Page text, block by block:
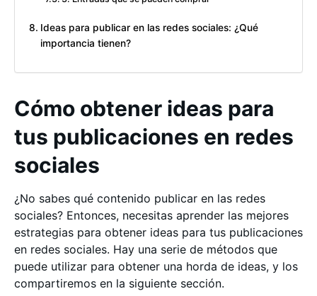
Ideas para publicar en las redes sociales: ¿Qué
importancia tienen?
Cómo obtener ideas para
tus publicaciones en redes
sociales
¿No sabes qué contenido publicar en las redes
sociales? Entonces, necesitas aprender las mejores
estrategias para obtener ideas para tus publicaciones
en redes sociales. Hay una serie de métodos que
puede utilizar para obtener una horda de ideas, y los
compartiremos en la siguiente sección.